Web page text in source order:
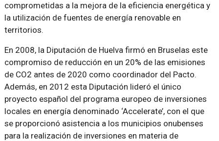
comprometidas a la mejora de la eficiencia energética y
la utilización de fuentes de energía renovable en
territorios.
En 2008, la Diputación de Huelva firmó en Bruselas este
compromiso de reducción en un 20% de las emisiones
de CO2 antes de 2020 como coordinador del Pacto.
Además, en 2012 esta Diputación lideró el único
proyecto español del programa europeo de inversiones
locales en energía denominado ‘Accelerate’, con el que
se proporcionó asistencia a los municipios onubenses
para la realización de inversiones en materia de